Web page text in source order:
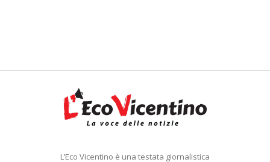
L’Eco Vicentino è una testata giornalistica